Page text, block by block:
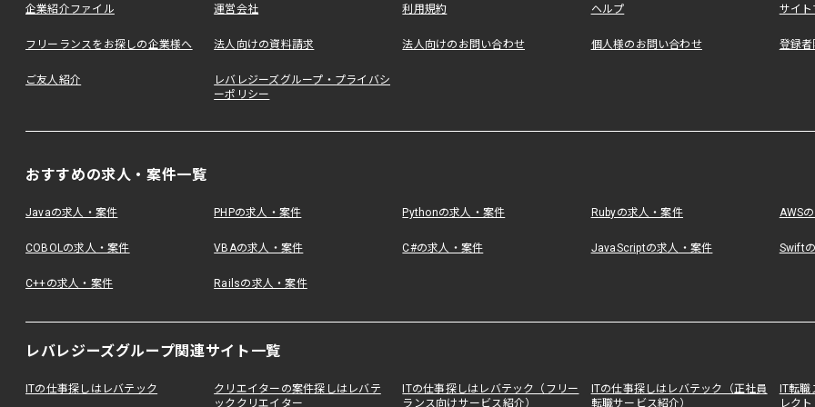
企業紹介ファイル 運営会社 利用規約 ヘルプ サイ
フリーランスをお探しの企業様へ 法人向けの資料請求 法人向けのお問い合わせ 個人様のお問い合わせ 登録
ご友人紹介
レバレジーズグループ・プライバシ
ーポリシー
おすすめの求人・案件一覧
Javaの求人・案件 PHPの求人・案件 Pythonの求人・案件 Rubyの求人・案件 AWS
COBOLの求人・案件 VBAの求人・案件 C#の求人・案件 JavaScriptの求人・案件 Swift
C++の求人・案件 Railsの求人・案件
レバレジーズグループ関連サイト一覧
ITの仕事探しはレバテック
クリエイターの案件探しはレバテ
ッククリエイター
ITの仕事探しはレバテック（フリー
ランス向けサービス紹介）
ITの仕事探しはレバテック（正社員
転職サービス紹介）
IT転
レクト